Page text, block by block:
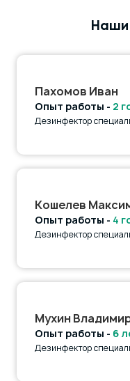
Наши
Пахомов Иван
Опыт работы - 2
Дезинфектор
Кошелев
Опыт работы - 4
Дезинфектор
Мухин
Опыт работы - 6
Дезинфектор